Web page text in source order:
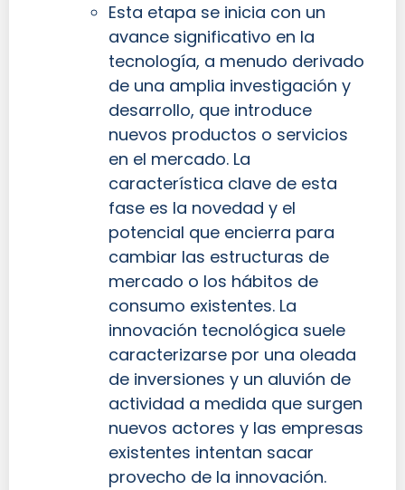
Esta etapa se inicia con un
avance significativo en la
tecnología, a menudo derivado
de una amplia investigación y
desarrollo, que introduce
nuevos productos o servicios
en el mercado. La
característica clave de esta
fase es la novedad y el
potencial que encierra para
cambiar las estructuras de
mercado o los hábitos de
consumo existentes. La
innovación tecnológica suele
caracterizarse por una oleada
de inversiones y un aluvión de
actividad a medida que surgen
nuevos actores y las empresas
existentes intentan sacar
provecho de la innovación.